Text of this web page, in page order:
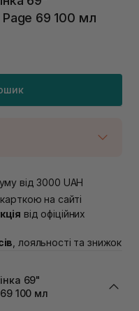
Page 69 100 мл
4
Підстригача, 1В
Бандери 45
від 3000 UAH
на сайті
від офіційних
, лояльності та знижок
69"
69 100 мл